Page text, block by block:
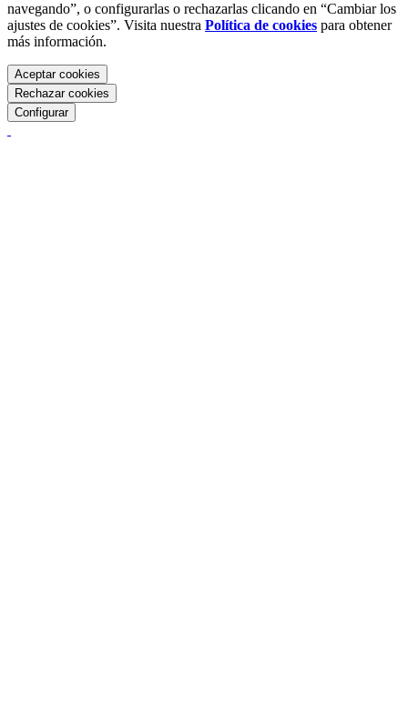
navegando”, o configurarlas o rechazarlas clicando en “Cambiar los
ajustes de cookies”. Visita nuestra Política de cookies para obtener
más información.
Aceptar cookies
Rechazar cookies
Configurar